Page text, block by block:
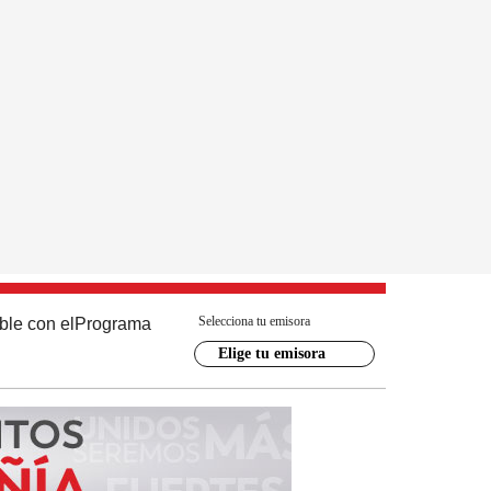
con el Programa Selecciona tu emisora
Elige tu emisora